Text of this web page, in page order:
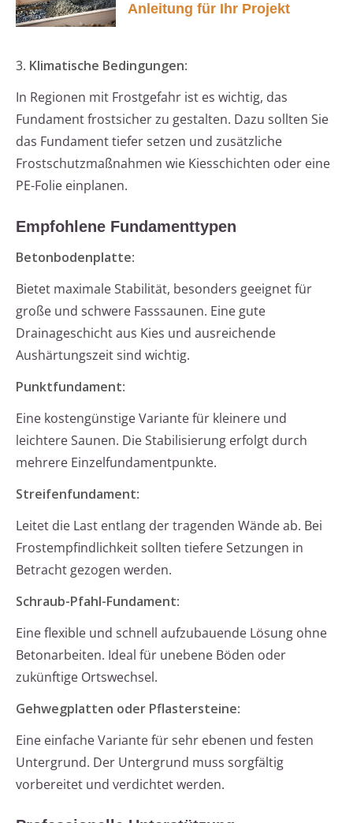
Anleitung für Ihr Projekt
3. Klimatische Bedingungen:
In Regionen mit Frostgefahr ist es wichtig, das
Fundament frostsicher zu gestalten. Dazu sollten Sie
das Fundament tiefer setzen und zusätzliche
Frostschutzmaßnahmen wie Kiesschichten oder eine
PE-Folie einplanen.
Empfohlene Fundamenttypen
Betonbodenplatte:
Bietet maximale Stabilität, besonders geeignet für
große und schwere Fasssaunen. Eine gute
Drainageschicht aus Kies und ausreichende
Aushärtungszeit sind wichtig.
Punktfundament:
Eine kostengünstige Variante für kleinere und
leichtere Saunen. Die Stabilisierung erfolgt durch
mehrere Einzelfundamentpunkte.
Streifenfundament:
Leitet die Last entlang der tragenden Wände ab. Bei
Frostempfindlichkeit sollten tiefere Setzungen in
Betracht gezogen werden.
Schraub-Pfahl-Fundament:
Eine flexible und schnell aufzubauende Lösung ohne
Betonarbeiten. Ideal für unebene Böden oder
zukünftige Ortswechsel.
Gehwegplatten oder Pflastersteine:
Eine einfache Variante für sehr ebenen und festen
Untergrund. Der Untergrund muss sorgfältig
vorbereitet und verdichtet werden.